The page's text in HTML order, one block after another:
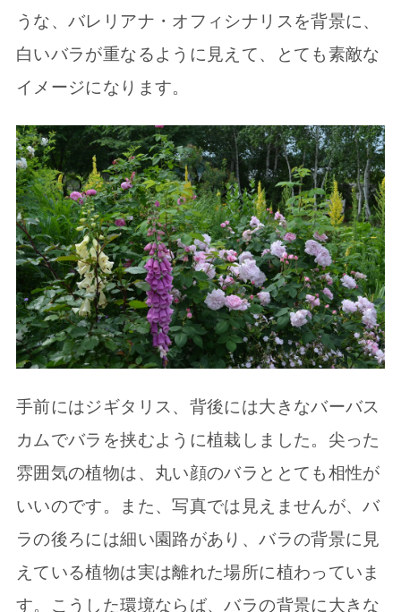
うな、バレリアナ・オフィシナリスを背景に、
白いバラが重なるように見えて、とても素敵な
イメージになります。
手前にはジギタリス、背後には大きなバーバス
カムでバラを挟むように植栽しました。尖った
雰囲気の植物は、丸い顔のバラととても相性が
いいのです。また、写真では見えませんが、バ
ラの後ろには細い園路があり、バラの背景に見
えている植物は実は離れた場所に植わっていま
す。こうした環境ならば、バラの背景に大きな